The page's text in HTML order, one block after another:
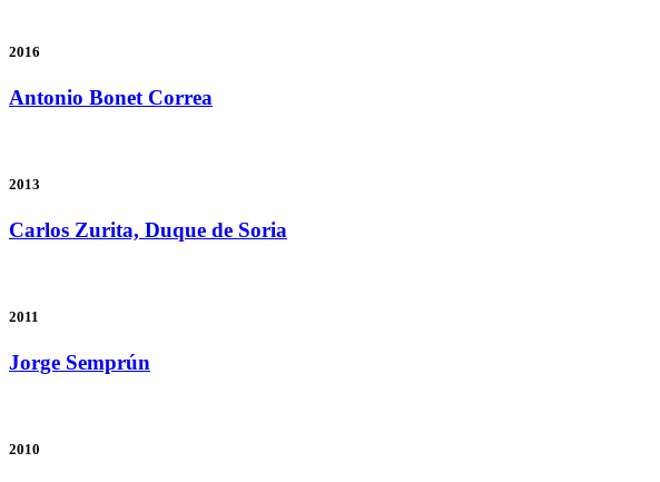
2016
Antonio Bonet Correa
2013
Carlos Zurita, Duque de Soria
2011
Jorge Semprún
2010